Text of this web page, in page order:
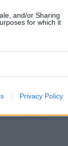
and/or Sharing
for which it
Privacy Policy